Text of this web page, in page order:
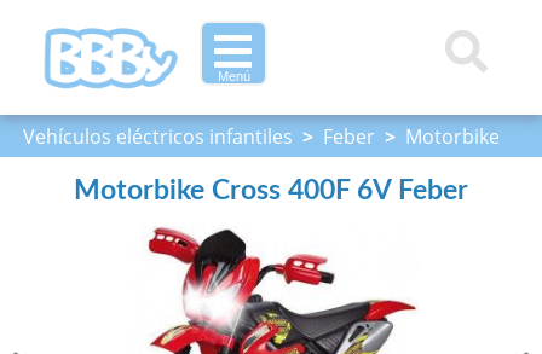
Menú
Vehículos eléctricos infantiles > Feber > Motorbike
Cross 400F 6V Feber
Motorbike Cross 400F 6V Feber